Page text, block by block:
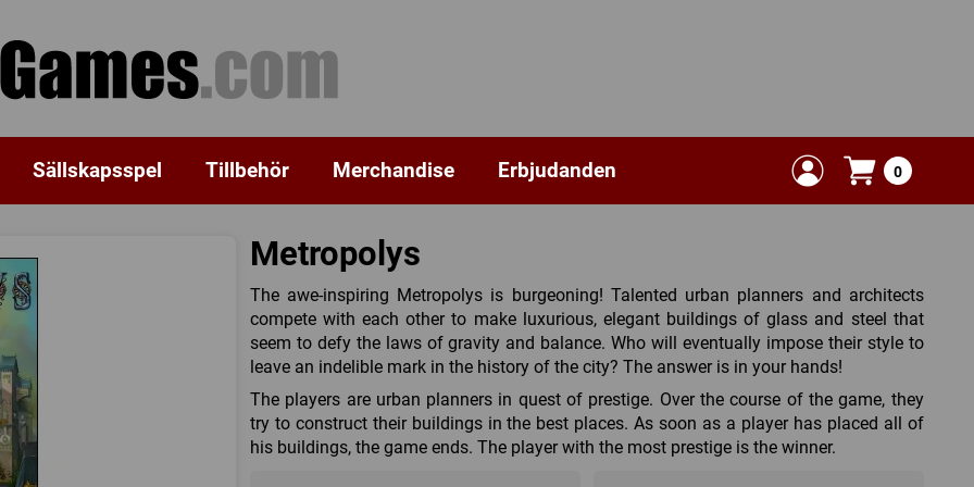
Sällskapsspel Tillbehör Merchandise Erbjudanden 0
Metropolys
The awe-inspiring Metropolys is burgeoning! Talented urban planners and architects
compete with each other to make luxurious, elegant buildings of glass and steel that
seem to defy the laws of gravity and balance. Who will eventually impose their style to
leave an indelible mark in the history of the city? The answer is in your hands!
The players are urban planners in quest of prestige. Over the course of the game, they
try to construct their buildings in the best places. As soon as a player has placed all of
his buildings, the game ends. The player with the most prestige is the winner.